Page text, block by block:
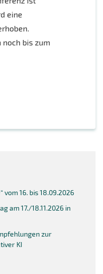
eine
bis zum
vom 16. bis 18.09.2026
am 17./18.11.2026 in
zur
KI